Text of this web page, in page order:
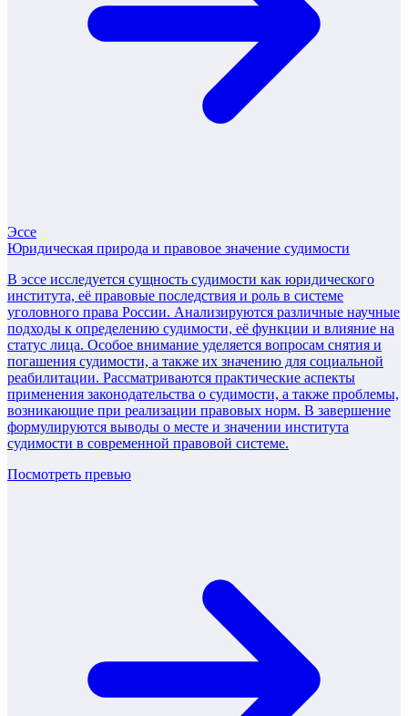
Эссе
Юридическая природа и правовое значение судимости
В эссе исследуется сущность судимости как юридического
института, её правовые последствия и роль в системе
уголовного права России. Анализируются различные научные
подходы к определению судимости, её функции и влияние на
статус лица. Особое внимание уделяется вопросам снятия и
погашения судимости, а также их значению для социальной
реабилитации. Рассматриваются практические аспекты
применения законодательства о судимости, а также проблемы,
возникающие при реализации правовых норм. В завершение
формулируются выводы о месте и значении института
судимости в современной правовой системе.
Посмотреть превью